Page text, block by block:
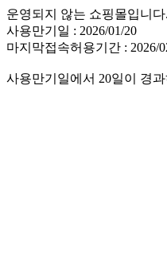
운영되지 않는 쇼핑몰입니다.
사용만기일 : 2026/01/20
마지막접속허용기간 : 2026/
사용만기일에서 20일이 경